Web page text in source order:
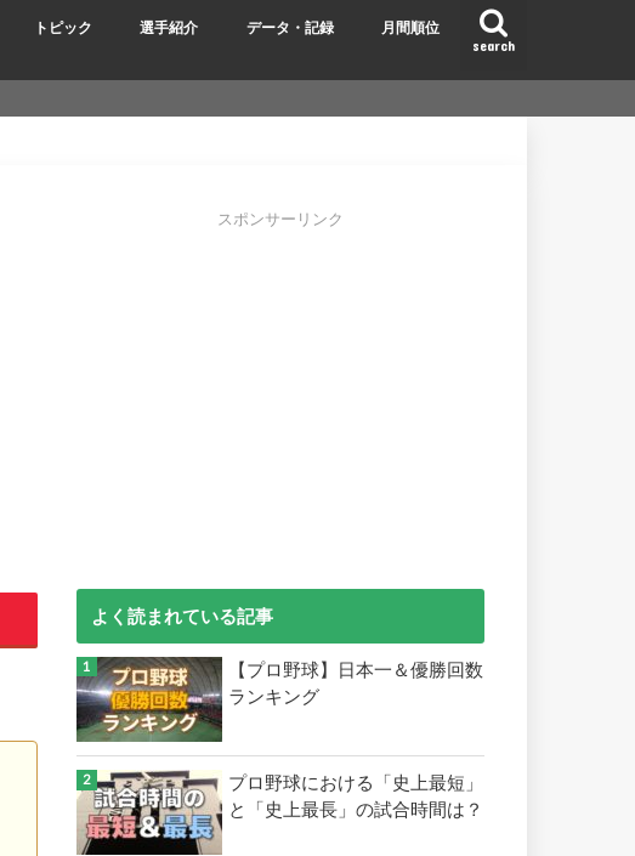
search
トピック 選手紹介 データ・記録 月間順位
スポンサーリンク
よく読まれている記事
【プロ野球】日本一＆優勝回数
ランキング
プロ野球における「史上最短」
と「史上最長」の試合時間は？